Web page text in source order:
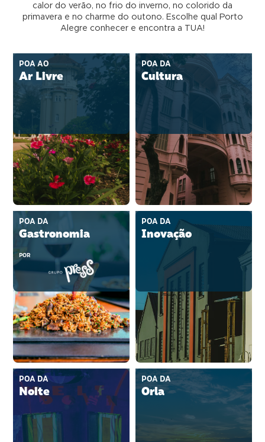
calor do verão, no frio do inverno, no colorido da
primavera e no charme do outono. Escolhe qual Porto
Alegre conhecer e encontra a TUA!
POA AO
Ar Livre
POA DA
Cultura
POA DA
Gastronomia
POR
POA DA
Inovação
POA DA
Noite
POA DA
Orla